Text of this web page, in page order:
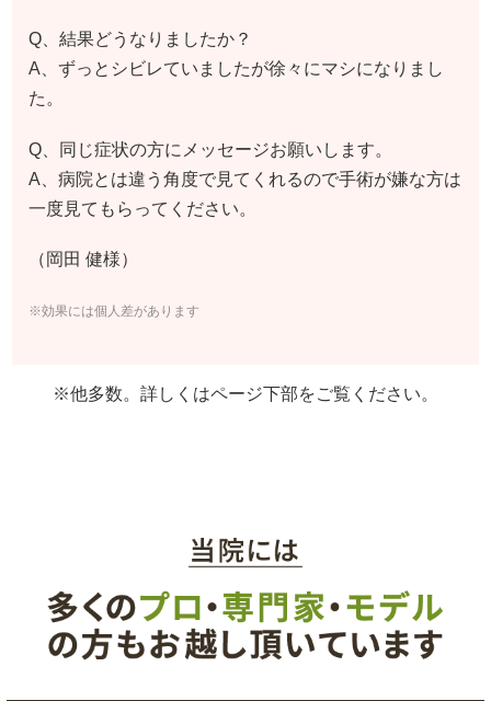
Q、結果どうなりましたか？
A、ずっとシビレていましたが徐々にマシになりまし
た。
Q、同じ症状の方にメッセージお願いします。
A、病院とは違う角度で見てくれるので手術が嫌な方は
一度見てもらってください。
（岡田 健様）
※効果には個人差があります
※他多数。詳しくはページ下部をご覧ください。